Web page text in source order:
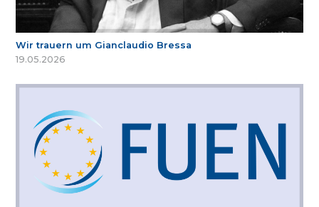
Wir trauern um Gianclaudio Bressa
19.05.2026